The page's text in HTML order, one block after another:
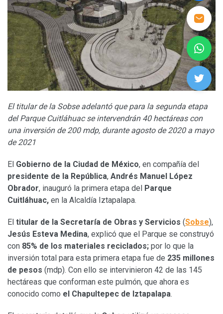
El titular de la Sobse adelantó que para la segunda etapa
del Parque Cuitláhuac se intervendrán 40 hectáreas con
una inversión de 200 mdp, durante agosto de 2020 a mayo
de 2021
El Gobierno de la Ciudad de México, en compañía del
presidente de la República, Andrés Manuel López
Obrador, inauguró la primera etapa del
Parque
Cuitláhuac, en la Alcaldía Iztapalapa.
El titular de la Secretaría de Obras y Servicios (Sobse),
Jesús Esteva Medina, explicó que el Parque se construyó
con 85% de los materiales reciclados; por lo que la
inversión total para esta primera etapa fue de 235 millones
de pesos (mdp). Con ello se intervinieron 42 de las 145
hectáreas que conforman este pulmón, que ahora es
conocido como el Chapultepec de Iztapalapa.